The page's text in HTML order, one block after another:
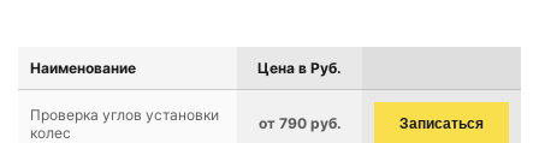
Наименование Цена в Руб.
Проверка углов установки
колес
от 790 руб. Записаться